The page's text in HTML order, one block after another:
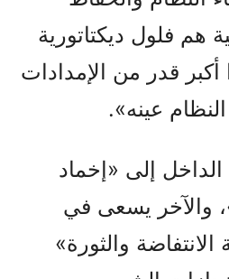
هم فلول ديكتاتورية
أكبر قدر من الإمدادات
عينه».
إلى «إخماد
والآخر يسعى في
والثورة»